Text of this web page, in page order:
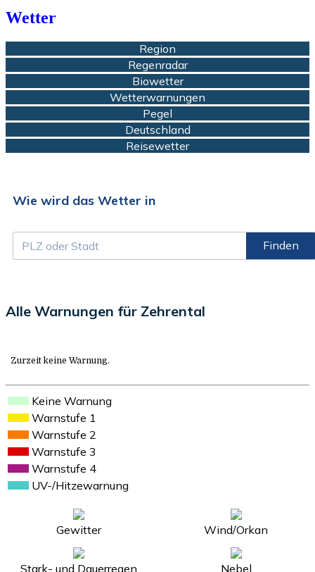
Wetter
Region
Regenradar
Biowetter
Wetterwarnungen
Pegel
Deutschland
Reisewetter
Wie wird das Wetter in
Finden
Alle Warnungen für Zehrental
Zurzeit keine Warnung.
Keine Warnung
Warnstufe 1
Warnstufe 2
Warnstufe 3
Warnstufe 4
UV-/Hitzewarnung
Gewitter Wind/Orkan
Stark- und Dauerregen Nebel